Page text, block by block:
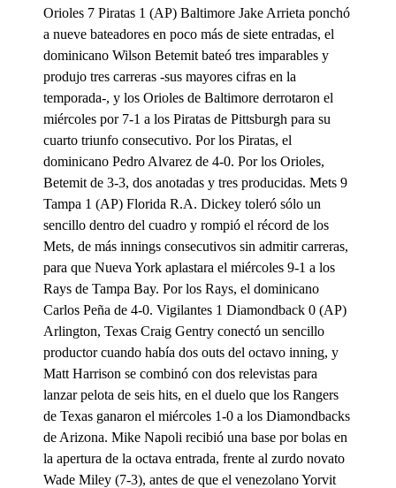
Orioles 7 Piratas 1 (AP) Baltimore Jake Arrieta ponchó
a nueve bateadores en poco más de siete entradas, el
dominicano Wilson Betemit bateó tres imparables y
produjo tres carreras -sus mayores cifras en la
temporada-, y los Orioles de Baltimore derrotaron el
miércoles por 7-1 a los Piratas de Pittsburgh para su
cuarto triunfo consecutivo. Por los Piratas, el
dominicano Pedro Alvarez de 4-0. Por los Orioles,
Betemit de 3-3, dos anotadas y tres producidas. Mets 9
Tampa 1 (AP) Florida R.A. Dickey toleró sólo un
sencillo dentro del cuadro y rompió el récord de los
Mets, de más innings consecutivos sin admitir carreras,
para que Nueva York aplastara el miércoles 9-1 a los
Rays de Tampa Bay. Por los Rays, el dominicano
Carlos Peña de 4-0. Vigilantes 1 Diamondback 0 (AP)
Arlington, Texas Craig Gentry conectó un sencillo
productor cuando había dos outs del octavo inning, y
Matt Harrison se combinó con dos relevistas para
lanzar pelota de seis hits, en el duelo que los Rangers
de Texas ganaron el miércoles 1-0 a los Diamondbacks
de Arizona. Mike Napoli recibió una base por bolas en
la apertura de la octava entrada, frente al zurdo novato
Wade Miley (7-3), antes de que el venezolano Yorvit